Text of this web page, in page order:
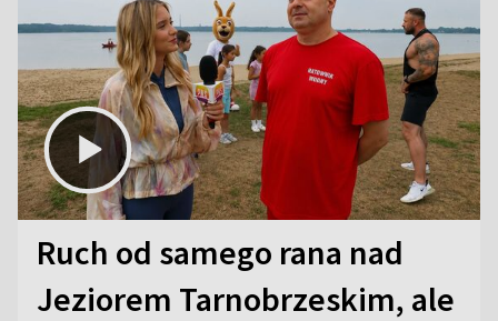
Ruch od samego rana nad
Jeziorem Tarnobrzeskim, ale